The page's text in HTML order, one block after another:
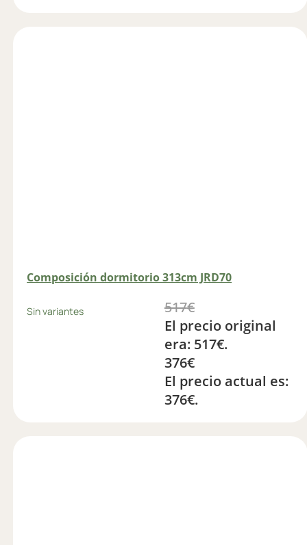
Composición dormitorio 313cm JRD70
Sin variantes 517€
El precio original
era: 517€.
376€
El precio actual es:
376€.